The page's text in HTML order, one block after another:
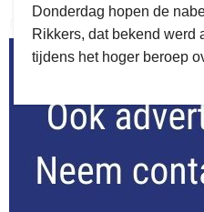
Donderdag hopen de
Rikkers, dat bekend werd
tijdens het hoger beroep